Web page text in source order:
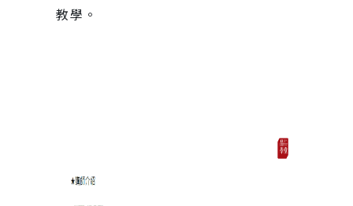
教學。